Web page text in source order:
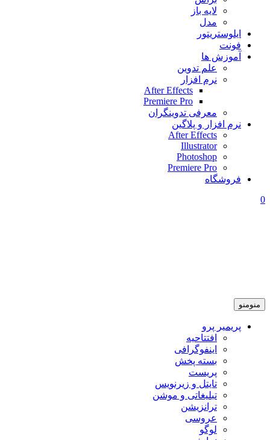
لایه باز
مدل
ایلوستریتور
فونت
آموزش ها
علم تدوین
نرم افزار
After Effects
Premiere Pro
معرفی تدوینگران
نرم افزار و پلاگین
After Effects
Illustrator
Photoshop
Premiere Pro
فروشگاه
0
منومنو
پریمیر پرو
افتتاحیه
اینفوگرافی
بسته پخش
پریست
تایتل و زیرنویس
تبلیغاتی و موشن
ترانزیشن
عروسی
لوگو